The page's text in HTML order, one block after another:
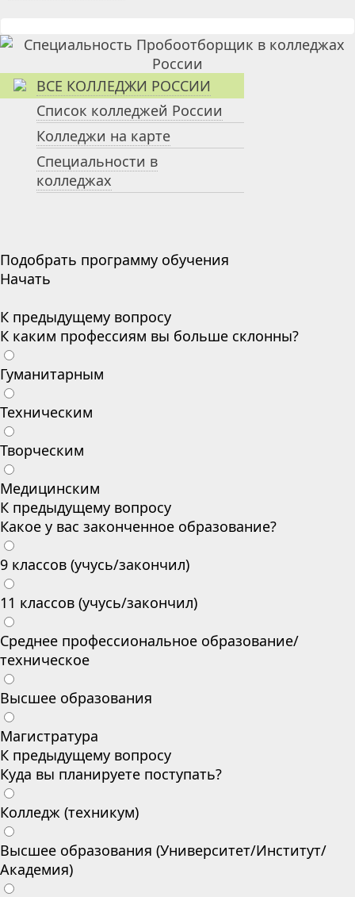
ВСЕ КОЛЛЕДЖИ РОССИИ
Список колледжей России
Колледжи на карте
Специальности в
колледжах
Подобрать программу обучения
Начать
К предыдущему вопросу
К каким профессиям вы больше склонны?
Гуманитарным
Техническим
Творческим
Медицинским
К предыдущему вопросу
Какое у вас законченное образование?
9 классов (учусь/закончил)
11 классов (учусь/закончил)
Среднее профессиональное образование/
техническое
Высшее образования
Магистратура
К предыдущему вопросу
Куда вы планируете поступать?
Колледж (техникум)
Высшее образования (Университет/Институт/
Академия)